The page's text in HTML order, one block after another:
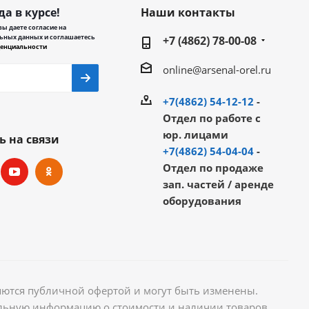
в курсе!
даете согласие на
данных и соглашаетесь
на связи
Наши контакты
+7 (4862) 78-00-08
online@arsenal-orel.ru
+7(4862) 54-12-12 -
Отдел по работе с
юр. лицами
+7(4862) 54-04-04-
Отдел по продаже
зап. частей / аренде
оборудования
публичной офертой и могут быть изменены.